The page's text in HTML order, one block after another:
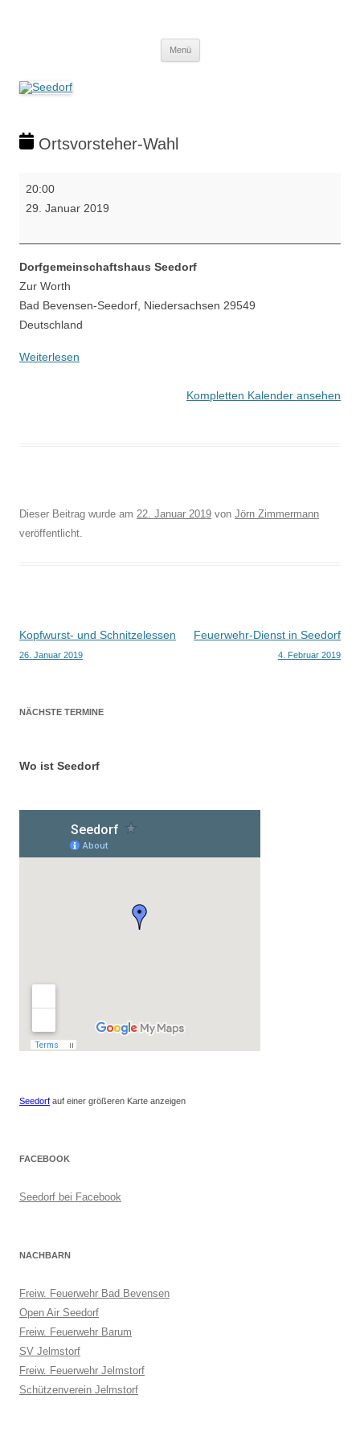
Menü
Ortsvorsteher-Wahl
20:00
29. Januar 2019
Dorfgemeinschaftshaus Seedorf
Zur Worth
Bad Bevensen-Seedorf Niedersachsen 29549
Deutschland
Weiterlesen
Kompletten Kalender ansehen
Dieser Beitrag wurde am 22. Januar 2019 von Jörn Zimmermann
veröffentlicht.
Beitragsnavigation
Kopfwurst- und Schnitzelessen
26. Januar 2019
Feuerwehr-Dienst in Seedorf
4. Februar 2019
NÄCHSTE TERMINE
Wo ist Seedorf
Seedorf auf einer größeren Karte anzeigen
FACEBOOK
Seedorf bei Facebook
NACHBARN
Freiw. Feuerwehr Bad Bevensen
Open Air Seedorf
Freiw. Feuerwehr Barum
SV Jelmstorf
Freiw. Feuerwehr Jelmstorf
Schützenverein Jelmstorf